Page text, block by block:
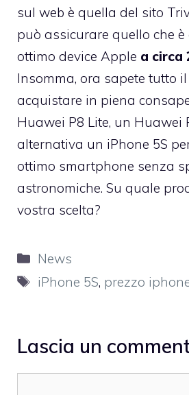
sul web è quella del sito
può assicurare quello che
ottimo device Apple a circa
Insomma, ora sapete tutto
acquistare in piena
Huawei P8 Lite, un Huawei
alternativa un iPhone 5S
ottimo smartphone senza
astronomiche. Su quale
vostra scelta?
Categorie
News
Tag
iPhone 5S, prezzo
Lascia un